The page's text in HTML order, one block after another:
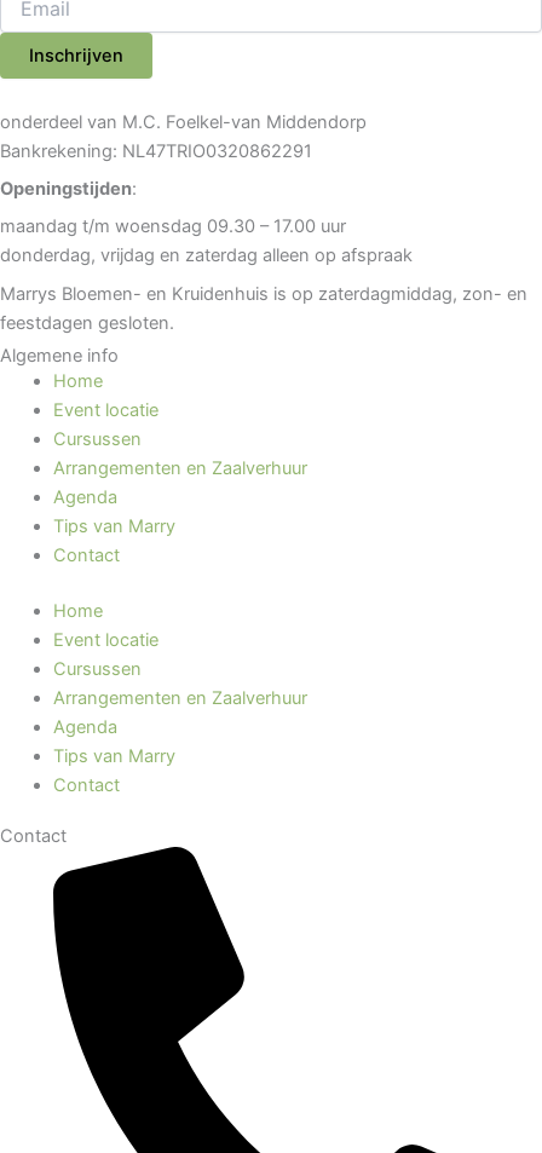
Inschrijven
onderdeel van M.C. Foelkel-van Middendorp
Bankrekening: NL47TRIO0320862291
Openingstijden:
maandag t/m woensdag 09.30 – 17.00 uur
donderdag, vrijdag en zaterdag alleen op afspraak
Marrys Bloemen- en Kruidenhuis is op zaterdagmiddag, zon- en
feestdagen gesloten.
Algemene info
Home
Event locatie
Cursussen
Arrangementen en Zaalverhuur
Agenda
Tips van Marry
Contact
Home
Event locatie
Cursussen
Arrangementen en Zaalverhuur
Agenda
Tips van Marry
Contact
Contact